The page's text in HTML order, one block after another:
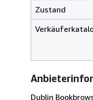
Zustand
Dublin